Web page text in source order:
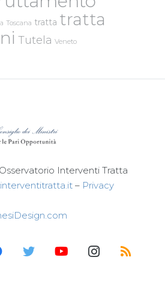
Toscana tratta tratta
Tutela Veneto
Interventi Tratta
– Privacy